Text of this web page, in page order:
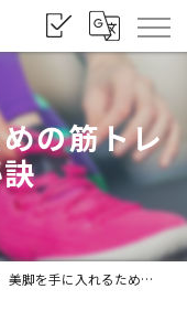
の筋トレ
美脚を手に入れるための筋トレ＆美容の秘訣